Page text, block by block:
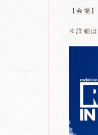
【会場】
※詳細は